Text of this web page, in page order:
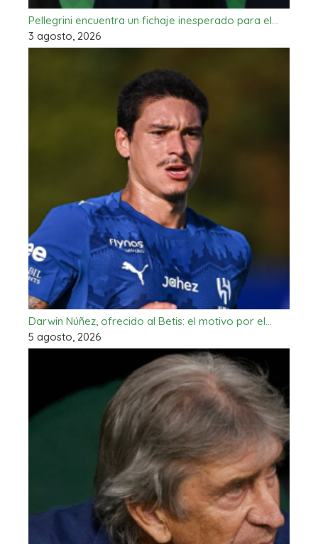
Pellegrini encuentra un fichaje inesperado para el…
3 agosto, 2026
Darwin Núñez, ofrecido al Betis: el motivo por el…
5 agosto, 2026